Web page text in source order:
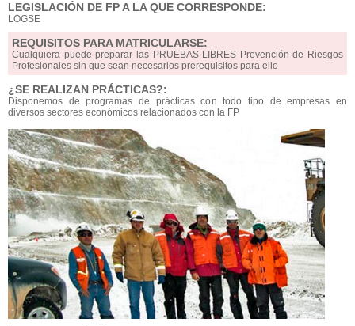
LEGISLACIÓN DE FP A LA QUE CORRESPONDE:
LOGSE
REQUISITOS PARA MATRICULARSE:
Cualquiera puede preparar las PRUEBAS LIBRES Prevención de Riesgos
Profesionales sin que sean necesarios prerequisitos para ello
¿SE REALIZAN PRÁCTICAS?:
Disponemos de programas de prácticas con todo tipo de empresas en
diversos sectores económicos relacionados con la FP